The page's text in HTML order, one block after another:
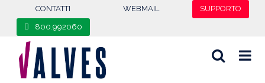
CONTATTI WEBMAIL SUPPORTO
800.992060